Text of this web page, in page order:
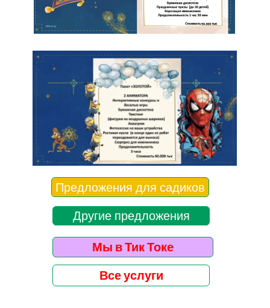
Другие предложения
Все услуги
Предложения для садиков
Мы в Тик Токе